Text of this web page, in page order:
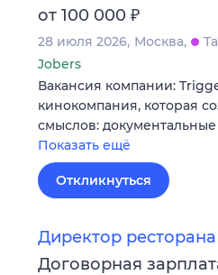
от 100 000 ₽
28 июля 2026 Москва
Jobers
Вакансия компании:
кинокомпания, которая
смыслов:
Показать ещё
Откликнуться
Директор ресторана
Договорная